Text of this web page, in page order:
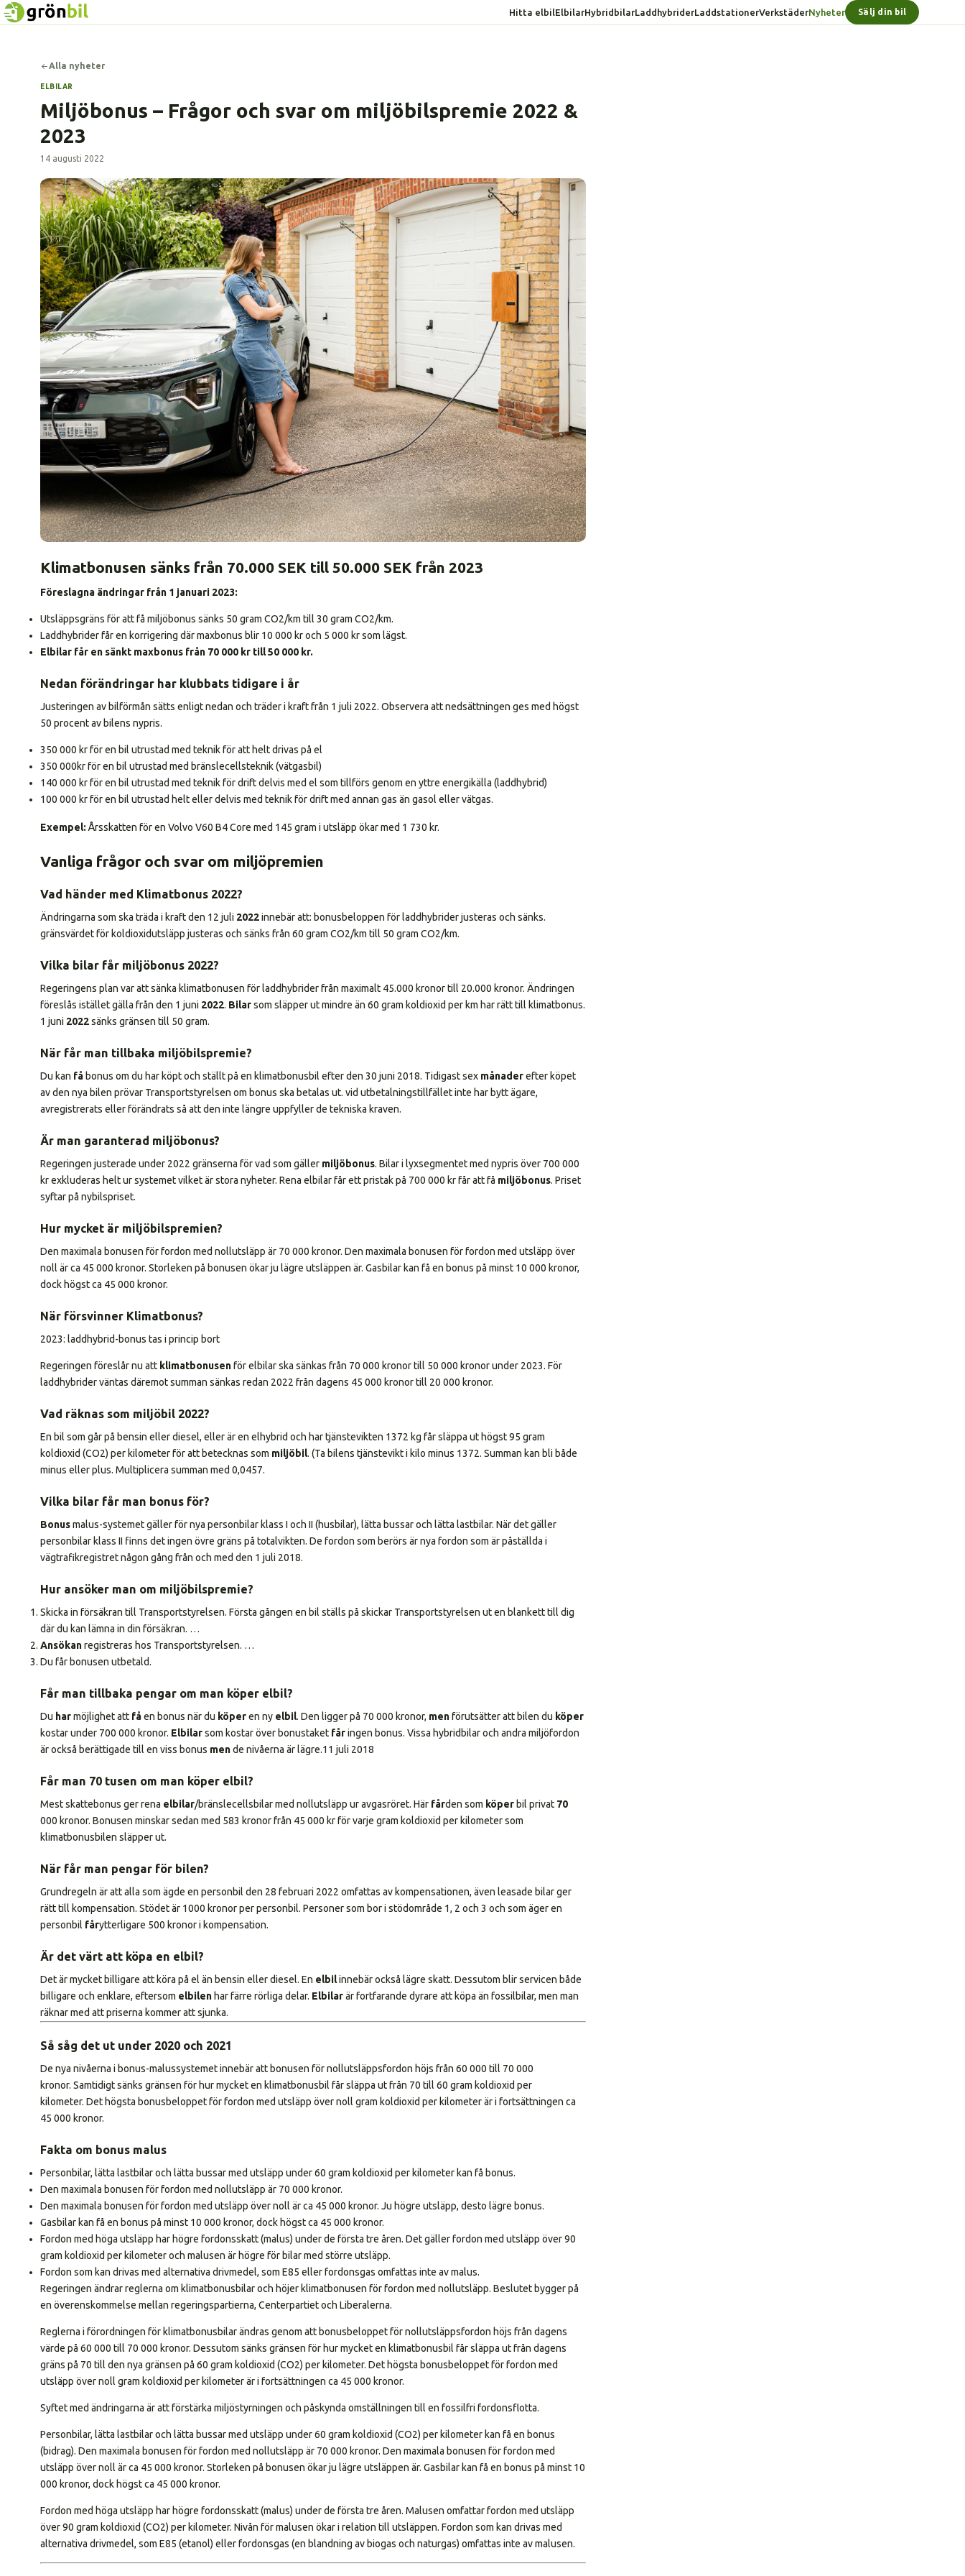
Hitta elbilElbilarHybridbilarLaddhybriderLaddstationerVerkstäderNyheter Sälj din bil
Alla nyheter
ELBILAR
Miljöbonus – Frågor och svar om miljöbilspremie 2022 &
2023
14 augusti 2022
Klimatbonusen sänks från 70.000 SEK till 50.000 SEK från 2023
Föreslagna ändringar från 1 januari 2023:
Utsläppsgräns för att få miljöbonus sänks 50 gram CO2/km till 30 gram CO2/km.
Laddhybrider får en korrigering där maxbonus blir 10 000 kr och 5 000 kr som lägst.
Elbilar får en sänkt maxbonus från 70 000 kr till 50 000 kr.
Nedan förändringar har klubbats tidigare i år
Justeringen av bilförmån sätts enligt nedan och träder i kraft från 1 juli 2022. Observera att nedsättningen ges med högst
50 procent av bilens nypris.
350 000 kr för en bil utrustad med teknik för att helt drivas på el
350 000kr för en bil utrustad med bränslecellsteknik (vätgasbil)
140 000 kr för en bil utrustad med teknik för drift delvis med el som tillförs genom en yttre energikälla (laddhybrid)
100 000 kr för en bil utrustad helt eller delvis med teknik för drift med annan gas än gasol eller vätgas.
Exempel: Årsskatten för en Volvo V60 B4 Core med 145 gram i utsläpp ökar med 1 730 kr.
Vanliga frågor och svar om miljöpremien
Vad händer med Klimatbonus 2022?
Ändringarna som ska träda i kraft den 12 juli 2022innebär att: bonusbeloppen för laddhybrider justeras och sänks.
gränsvärdet för koldioxidutsläpp justeras och sänks från 60 gram CO2/km till 50 gram CO2/km.
Vilka bilar får miljöbonus 2022?
Regeringens plan var att sänka klimatbonusen för laddhybrider från maximalt 45.000 kronor till 20.000 kronor. Ändringen
föreslås istället gälla från den 1 juni 2022. Bilarsom släpper ut mindre än 60 gram koldioxid per km har rätt till klimatbonus.
1 juni 2022sänks gränsen till 50 gram.
När får man tillbaka miljöbilspremie?
Du kan få bonus om du har köpt och ställt på en klimatbonusbil efter den 30 juni 2018. Tidigast sex månaderefter köpet
av den nya bilen prövar Transportstyrelsen om bonus ska betalas ut. vid utbetalningstillfället inte har bytt ägare,
avregistrerats eller förändrats så att den inte längre uppfyller de tekniska kraven.
Är man garanterad miljöbonus?
Regeringen justerade under 2022 gränserna för vad som gäller miljöbonus. Bilar i lyxsegmentet med nypris över 700 000
kr exkluderas helt ur systemet vilket är stora nyheter. Rena elbilar får ett pristak på 700 000 kr får att få miljöbonus. Priset
syftar på nybilspriset.
Hur mycket är miljöbilspremien?
Den maximala bonusen för fordon med nollutsläpp är 70 000 kronor. Den maximala bonusen för fordon med utsläpp över
noll är ca 45 000 kronor. Storleken på bonusen ökar ju lägre utsläppen är. Gasbilar kan få en bonus på minst 10 000 kronor,
dock högst ca 45 000 kronor.
När försvinner Klimatbonus?
2023: laddhybrid-bonus tas i princip bort
Regeringen föreslår nu att klimatbonusenför elbilar ska sänkas från 70 000 kronor till 50 000 kronor under 2023. För
laddhybrider väntas däremot summan sänkas redan 2022 från dagens 45 000 kronor till 20 000 kronor.
Vad räknas som miljöbil 2022?
En bil som går på bensin eller diesel, eller är en elhybrid och har tjänstevikten 1372 kg får släppa ut högst 95 gram
koldioxid (CO2) per kilometer för att betecknas som miljöbil. (Ta bilens tjänstevikt i kilo minus 1372. Summan kan bli både
minus eller plus. Multiplicera summan med 0,0457.
Vilka bilar får man bonus för?
Bonusmalus-systemet gäller för nya personbilar klass I och II (husbilar), lätta bussar och lätta lastbilar. När det gäller
personbilar klass II finns det ingen övre gräns på totalvikten. De fordon som berörs är nya fordon som är påställda i
vägtrafikregistret någon gång från och med den 1 juli 2018.
Hur ansöker man om miljöbilspremie?
Skicka in försäkran till Transportstyrelsen. Första gången en bil ställs på skickar Transportstyrelsen ut en blankett till dig
där du kan lämna in din försäkran. …
Ansökanregistreras hos Transportstyrelsen. …
Du får bonusen utbetald.
Får man tillbaka pengar om man köper elbil?
Du harmöjlighet att fåen bonus när du köperen ny elbil. Den ligger på 70 000 kronor, menförutsätter att bilen du köper
kostar under 700 000 kronor. Elbilarsom kostar över bonustaket fåringen bonus. Vissa hybridbilar och andra miljöfordon
är också berättigade till en viss bonus mende nivåerna är lägre.11 juli 2018
Får man 70 tusen om man köper elbil?
Mest skattebonus ger rena elbilar/bränslecellsbilar med nollutsläpp ur avgasröret. Här fården som köper bil privat 70
000 kronor. Bonusen minskar sedan med 583 kronor från 45 000 kr för varje gram koldioxid per kilometer som
klimatbonusbilen släpper ut.
När får man pengar för bilen?
Grundregeln är att alla som ägde en personbil den 28 februari 2022 omfattas av kompensationen, även leasade bilar ger
rätt till kompensation. Stödet är 1000 kronor per personbil. Personer som bor i stödområde 1, 2 och 3 och som äger en
personbil fårytterligare 500 kronor i kompensation.
Är det värt att köpa en elbil?
Det är mycket billigare att köra på el än bensin eller diesel. En elbilinnebär också lägre skatt. Dessutom blir servicen både
billigare och enklare, eftersom elbilen har färre rörliga delar. Elbilarär fortfarande dyrare att köpa än fossilbilar, men man
räknar med att priserna kommer att sjunka.
Så såg det ut under 2020 och 2021
De nya nivåerna i bonus-malussystemet innebär att bonusen för nollutsläppsfordon höjs från 60 000 till 70 000
kronor. Samtidigt sänks gränsen för hur mycket en klimatbonusbil får släppa ut från 70 till 60 gram koldioxid per
kilometer. Det högsta bonusbeloppet för fordon med utsläpp över noll gram koldioxid per kilometer är i fortsättningen ca
45 000 kronor.
Fakta om bonus malus
Personbilar, lätta lastbilar och lätta bussar med utsläpp under 60 gram koldioxid per kilometer kan få bonus.
Den maximala bonusen för fordon med nollutsläpp är 70 000 kronor.
Den maximala bonusen för fordon med utsläpp över noll är ca 45 000 kronor. Ju högre utsläpp, desto lägre bonus.
Gasbilar kan få en bonus på minst 10 000 kronor, dock högst ca 45 000 kronor.
Fordon med höga utsläpp har högre fordonsskatt (malus) under de första tre åren. Det gäller fordon med utsläpp över 90
gram koldioxid per kilometer och malusen är högre för bilar med större utsläpp.
Fordon som kan drivas med alternativa drivmedel, som E85 eller fordonsgas omfattas inte av malus.
Regeringen ändrar reglerna om klimatbonusbilar och höjer klimatbonusen för fordon med nollutsläpp. Beslutet bygger på
en överenskommelse mellan regeringspartierna, Centerpartiet och Liberalerna.
Reglerna i förordningen för klimatbonusbilar ändras genom att bonusbeloppet för nollutsläppsfordon höjs från dagens
värde på 60 000 till 70 000 kronor. Dessutom sänks gränsen för hur mycket en klimatbonusbil får släppa ut från dagens
gräns på 70 till den nya gränsen på 60 gram koldioxid (CO2) per kilometer. Det högsta bonusbeloppet för fordon med
utsläpp över noll gram koldioxid per kilometer är i fortsättningen ca 45 000 kronor.
Syftet med ändringarna är att förstärka miljöstyrningen och påskynda omställningen till en fossilfri fordonsflotta.
Personbilar, lätta lastbilar och lätta bussar med utsläpp under 60 gram koldioxid (CO2) per kilometer kan få en bonus
(bidrag). Den maximala bonusen för fordon med nollutsläpp är 70 000 kronor. Den maximala bonusen för fordon med
utsläpp över noll är ca 45 000 kronor. Storleken på bonusen ökar ju lägre utsläppen är. Gasbilar kan få en bonus på minst 10
000 kronor, dock högst ca 45 000 kronor.
Fordon med höga utsläpp har högre fordonsskatt (malus) under de första tre åren. Malusen omfattar fordon med utsläpp
över 90 gram koldioxid (CO2) per kilometer. Nivån för malusen ökar i relation till utsläppen. Fordon som kan drivas med
alternativa drivmedel, som E85 (etanol) eller fordonsgas (en blandning av biogas och naturgas) omfattas inte av malusen.